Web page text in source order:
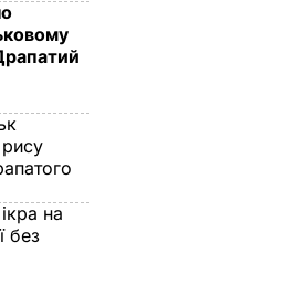
СВІТ
на
без